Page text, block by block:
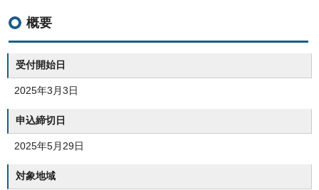
概要
受付開始日
2025年3月3日
申込締切日
2025年5月29日
対象地域